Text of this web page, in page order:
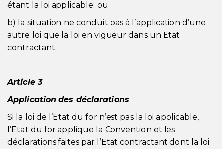
étant la loi applicable; ou
b) la situation ne conduit pas à l’application d’une
autre loi que la loi en vigueur dans un Etat
contractant.
Article 3
Application des déclarations
Si la loi de l’Etat du for n’est pas la loi applicable,
l’Etat du for applique la Convention et les
déclarations faites par l’Etat contractant dont la loi